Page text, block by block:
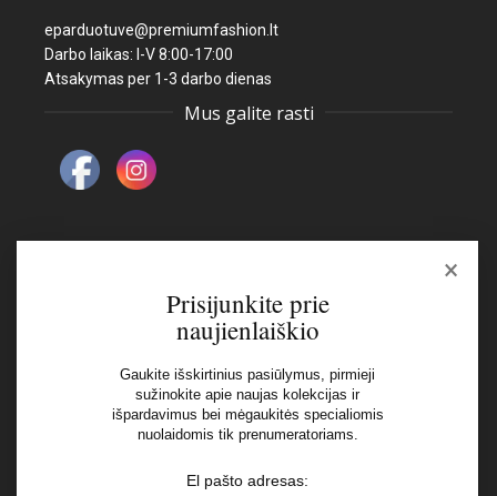
eparduotuve@premiumfashion.lt
Darbo laikas: I-V 8:00-17:00
Atsakymas per 1-3 darbo dienas
Mus galite rasti
Naujienlaiškis
Aš perskaičiau ir sutinku su Privatumo Politikos
×
Prisijunkite prie
naujienlaiškio
Gaukite išskirtinius pasiūlymus, pirmieji
sužinokite apie naujas kolekcijas ir
išpardavimus bei mėgaukitės specialiomis
nuolaidomis tik prenumeratoriams.
El pašto adresas: